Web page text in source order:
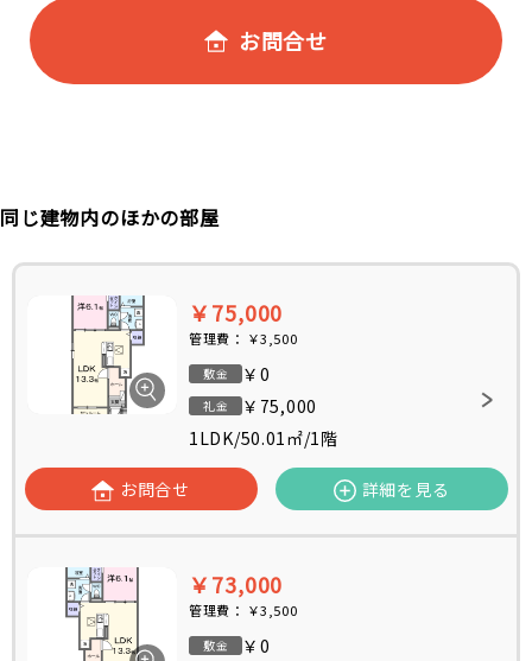
お問合せ
同じ建物内のほかの部屋
￥75,000
管理費： ￥3,500
敷金 ￥0
礼金
￥75,000
1LDK/50.01㎡/1階
お問合せ 詳細を見る
￥73,000
管理費： ￥3,500
敷金 ￥0